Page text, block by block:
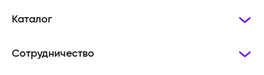
Каталог
Сотрудничество